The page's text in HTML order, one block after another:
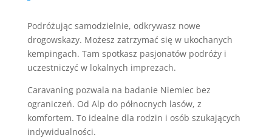
Podróżując samodzielnie, odkrywasz nowe
drogowskazy. Możesz zatrzymać się w ukochanych
kempingach. Tam spotkasz pasjonatów podróży i
uczestniczyć w lokalnych imprezach.
Caravaning pozwala na badanie Niemiec bez
ograniczeń. Od Alp do północnych lasów, z
komfortem. To idealne dla rodzin i osób szukających
indywidualności.